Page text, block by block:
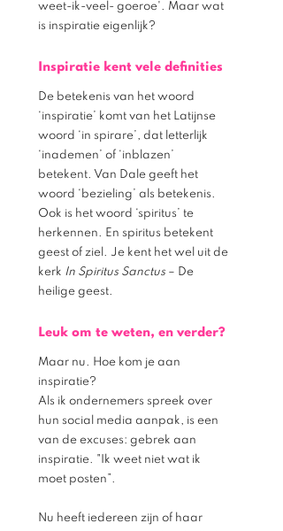
weet-ik-veel- goeroe'. Maar wat
is inspiratie eigenlijk?
Inspiratie kent vele definities
De betekenis van het woord
‘inspiratie’ komt van het Latijnse
woord ‘in spirare’, dat letterlijk
‘inademen’ of ‘inblazen’
betekent. Van Dale geeft het
woord ‘bezieling’ als betekenis.
Ook is het woord ‘spiritus’ te
herkennen. En spiritus betekent
geest of ziel. Je kent het wel uit de
kerk In Spiritus Sanctus – De
heilige geest.
Leuk om te weten, en verder?
Maar nu. Hoe kom je aan
inspiratie?
Als ik ondernemers spreek over
hun social media aanpak, is een
van de excuses: gebrek aan
inspiratie. "Ik weet niet wat ik
moet posten”.
Nu heeft iedereen zijn of haar